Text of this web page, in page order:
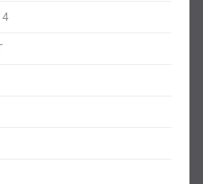
4